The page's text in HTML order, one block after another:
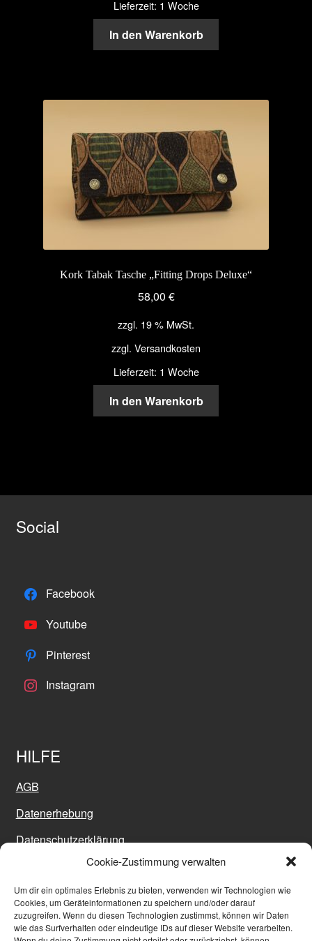
Cookie-Zustimmung verwalten
Um dir ein optimales Erlebnis zu bieten, verwenden wir Technologien wie
Cookies, um Geräteinformationen zu speichern und/oder darauf
zuzugreifen. Wenn du diesen Technologien zustimmst, können wir Daten
wie das Surfverhalten oder eindeutige IDs auf dieser Website verarbeiten.
Lieferzeit: 1 Woche
In den Warenkorb
Kork Tabak Tasche „Fitting Drops Deluxe“
58,00 €
zzgl. 19 % MwSt.
zzgl. Versandkosten
Lieferzeit: 1 Woche
In den Warenkorb
Social
Facebook
Youtube
Pinterest
Instagram
HILFE
AGB
Datenerhebung
Datenschutzerklärung
Sitemap
Versand